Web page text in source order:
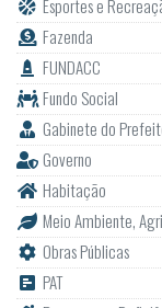
Esportes e
Fazenda
FUNDACC
Fundo Social
Gabinete do
Governo
Habitação
Meio Ambiente,
Obras Públicas
PAT